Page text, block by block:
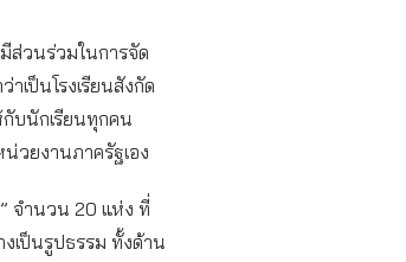
ส่วนร่วมในการจัด
เป็นโรงเรียนสังกัด
กับนักเรียนทุกคน
วยงานภาครัฐเอง
จำนวน 20 แห่ง ที่
เป็นรูปธรรม ทั้งด้าน